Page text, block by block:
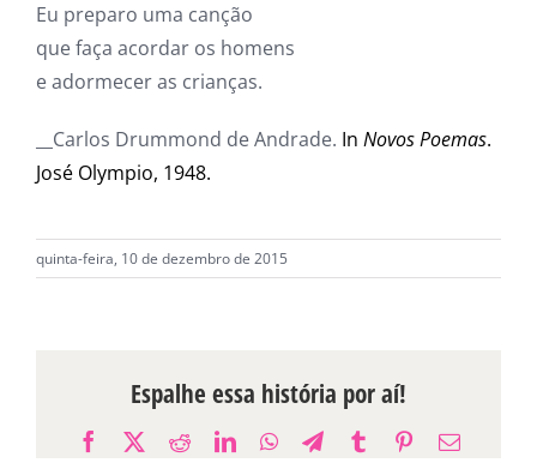
Eu preparo uma canção
que faça acordar os homens
e adormecer as crianças.
__Carlos Drummond de Andrade. In Novos Poemas.
José Olympio, 1948.
quinta-feira, 10 de dezembro de 2015
Espalhe essa história por aí!
Facebook
X RedditLinkedInWhatsApp
Telegram
TumblrPinterest
E-